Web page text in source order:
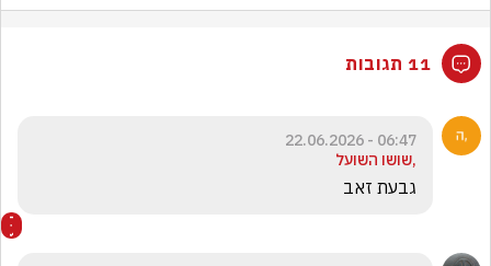
11 תגובות
06:47 - 22.06.2026
,שושו השועל
גבעת זאב